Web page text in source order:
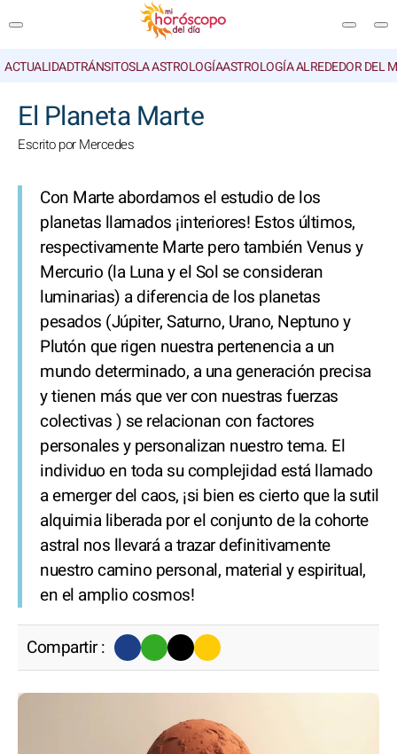
ACTUALIDADTRÁNSITOSLA ASTROLOGÍAASTROLOGÍA ALREDEDOR DEL
El Planeta Marte
Escrito por Mercedes
Con Marte abordamos el estudio de los
planetas llamados ¡interiores! Estos últimos,
respectivamente Marte pero también Venus y
Mercurio (la Luna y el Sol se consideran
luminarias) a diferencia de los planetas
pesados (Júpiter, Saturno, Urano, Neptuno y
Plutón que rigen nuestra pertenencia a un
mundo determinado, a una generación precisa
y tienen más que ver con nuestras fuerzas
colectivas ) se relacionan con factores
personales y personalizan nuestro tema. El
individuo en toda su complejidad está llamado
a emerger del caos, ¡si bien es cierto que la sutil
alquimia liberada por el conjunto de la cohorte
astral nos llevará a trazar definitivamente
nuestro camino personal, material y espiritual,
en el amplio cosmos!
Compartir :